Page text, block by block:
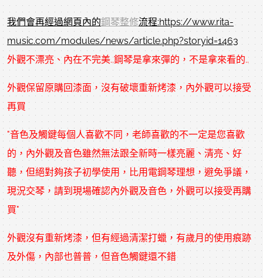
我們會再經過網頁內的鋼琴整修流程:https://www.rita-
music.com/modules/news/article.php?storyid=1463
外觀不漂亮、內在不完美..鋼琴是拿來彈的，不是拿來看的..
外觀保留原購回漆面，沒有破壞重新烤漆，內外觀可以接受
再買
"音色及觸鍵每個人喜歡不同，老師喜歡的不一定是您喜歡
的，內外觀及音色雖然無法跟全新時一樣亮麗、清亮、好
聽，但絕對夠孩子初學使用，比用電鋼琴理想，避免爭議，
現況交琴，請到現場確認內外觀及音色，外觀可以接受再購
買"
外觀沒有重新烤漆，但有經過清潔打蠟，有歲月的使用痕跡
及外傷，內部也普普，但音色觸鍵還不錯